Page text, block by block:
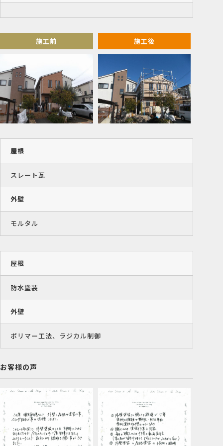
施工前 施工後
屋根
スレート瓦
外壁
モルタル
屋根
防水塗装
外壁
ポリマー工法、ラジカル制御
お客様の声